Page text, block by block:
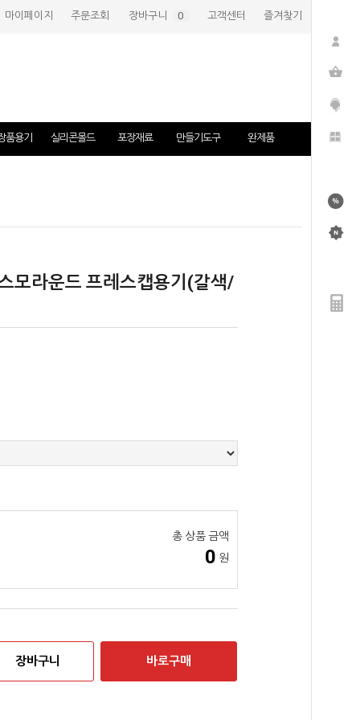
마이페이지 주문조회 장바구니 0 고객센터 즐겨찾기
품용기 실리콘몰드 포장재료 만들기도구 완제품
모라운드 프레스캡용기(갈색/
총 상품 금액
0 원
장바구니 바로구매